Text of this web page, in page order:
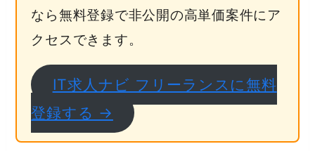
なら無料登録で非公開の高単価案件にア
クセスできます。
IT求人ナビ フリーランスに無料
登録する →